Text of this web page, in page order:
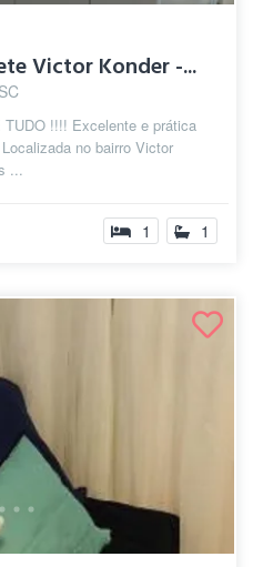
Victor Konder -...
!!!! Excelente e prática
no bairro Victor
...
1 1